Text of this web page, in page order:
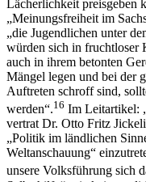
Lächerlichkeit preisgeben
„Meinungsfreiheit im
„die Jugendlichen unter
würden sich in fruchtloser
auch in ihrem betonten
Mängel legen und bei der
Auftreten schroff sind,
werden“.16 Im Leitartikel:
vertrat Dr. Otto Fritz
„Politik im ländlichen
Weltanschauung“
unsere Volksführung sich